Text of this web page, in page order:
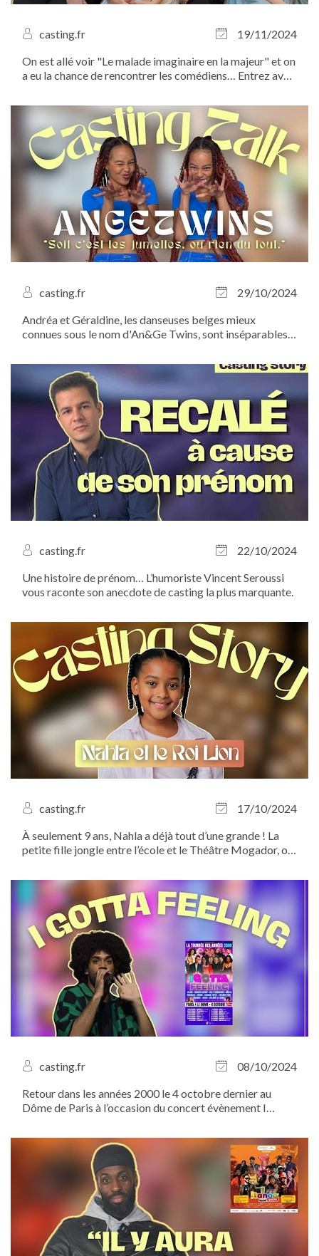
casting.fr
19/11/2024
On est allé voir "Le malade imaginaire en la majeur" et on
a eu la chance de rencontrer les comédiens… Entrez avec
classique de la langue française revisité en comédie
casting.fr
29/10/2024
Andréa et Géraldine, les danseuses belges mieux
connues sous le nom d'An&Ge Twins, sont inséparables,
looks identiques, même coupe de cheveux : impossible
de ne pas les confondre ! À...
casting.fr
22/10/2024
Une histoire de prénom… L’humoriste Vincent Seroussi
vous raconte son anecdote de casting la plus marquante.
casting.fr
17/10/2024
À seulement 9 ans, Nahla a déjà tout d’une grande ! La
petite fille jongle entre l’école et le Théâtre Mogador, où
Roi Lion”
casting.fr
08/10/2024
Retour dans les années 2000 le 4 octobre dernier au
Dôme de Paris à l’occasion du concert évènement I